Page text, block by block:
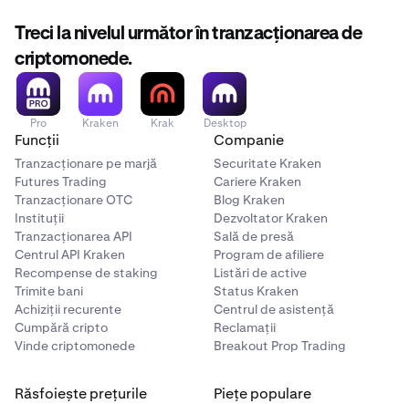
Treci la nivelul următor în tranzacționarea de
criptomonede.
Pro Kraken Krak Desktop
Funcții
Tranzacționare pe marjă
Futures Trading
Tranzacționare OTC
Instituții
Tranzacționarea API
Centrul API Kraken
Recompense de staking
Trimite bani
Achiziții recurente
Cumpără cripto
Vinde criptomonede
Companie
Securitate Kraken
Cariere Kraken
Blog Kraken
Dezvoltator Kraken
Sală de presă
Program de afiliere
Listări de active
Status Kraken
Centrul de asistență
Reclamații
Breakout Prop Trading
Răsfoiește prețurile Piețe populare